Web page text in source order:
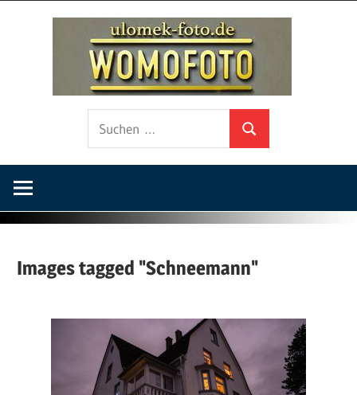
Wohnmobilreisen
Fotowalks
Suchen
nach:
Suchen
Images tagged "Schneemann"